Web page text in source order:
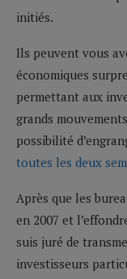
initiés.
Ils peuvent vous
économiques
permettant aux
grands
possibilité
toutes les deux
Après que les
en 2007 et
suis juré de
investisseurs